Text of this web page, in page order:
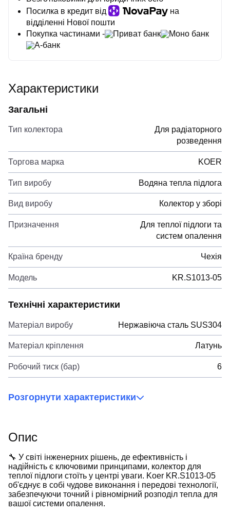
Посилка в кредит від
на
відділенні Нової пошти
Покупка частинами -
Приват банк
Моно банк
А-банк
Характеристики
Загальні
Тип колектора
Для радіаторного
розведення
Торгова марка KOER
Тип виробу Водяна тепла підлога
Вид виробу Колектор у зборі
Призначення
Для теплої підлоги та
систем опалення
Країна бренду Чехія
Модель KR.S1013-05
Технічні характеристики
Матеріал виробу Нержавіюча сталь SUS304
Матеріал кріплення Латунь
Робочий тиск (бар) 6
Розгорнути характеристики
Опис
🔧 У світі інженерних рішень, де ефективність і
надійність є ключовими принципами, колектор для
теплої підлоги стоїть у центрі уваги. Koer KR.S1013-05
об'єднує в собі чудове виконання і передові технології,
забезпечуючи точний і рівномірний розподіл тепла для
вашої системи опалення.